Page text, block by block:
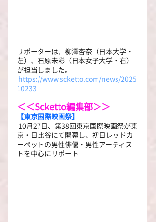
リポーターは、柳澤杏奈（日本大学・
左）、石原未彩（日本女子大学・右）
が担当しました。
https://www.scketto.com/news/2025
10233
＜＜Scketto編集部＞＞
【東京国際映画祭】
10月27日、第38回東京国際映画祭が東
京・日比谷にて開幕し、初日レッドカ
ーペットの男性俳優・男性アーティス
トを中心にリポート